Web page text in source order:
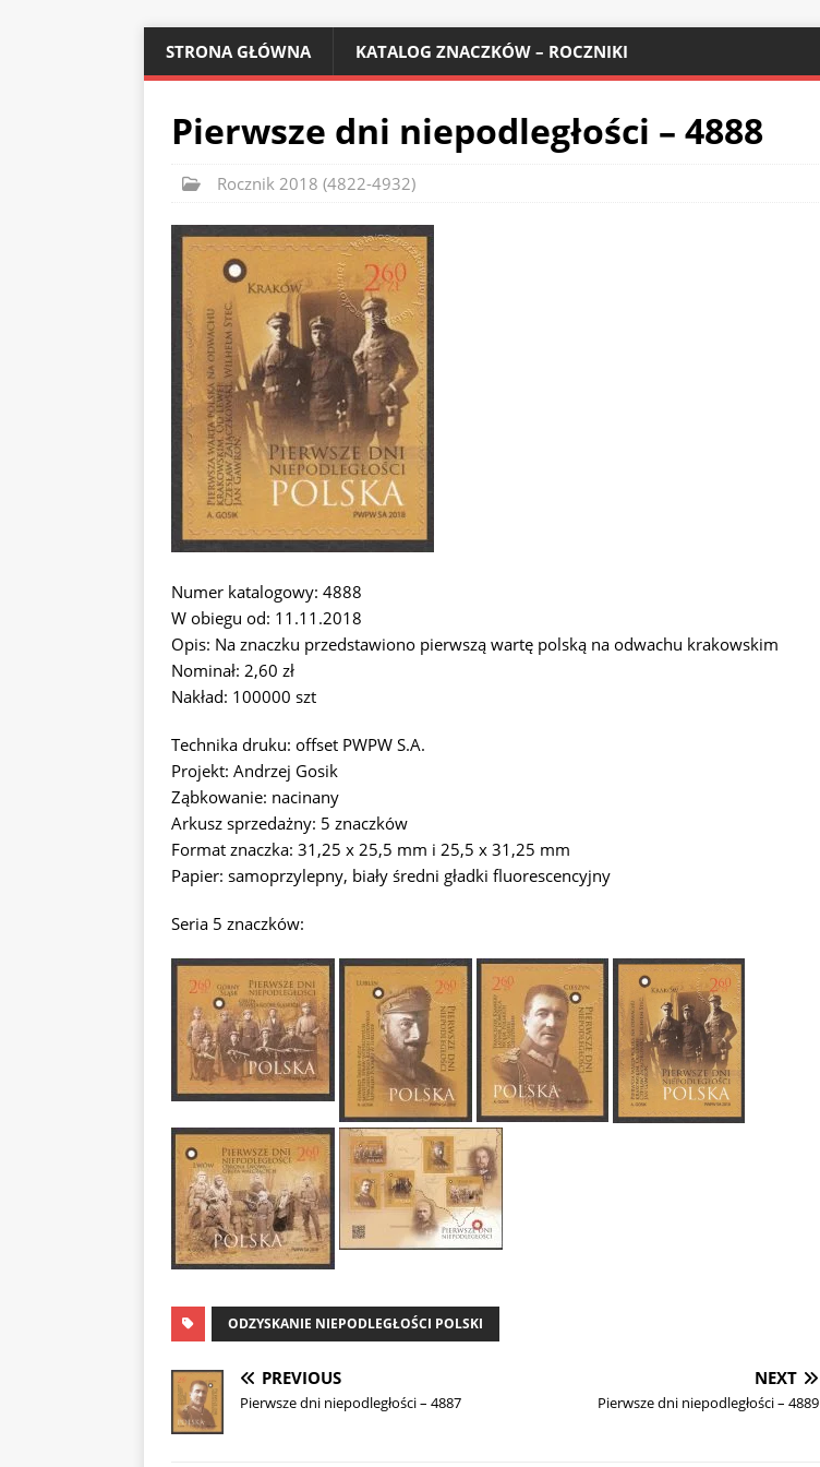
STRONA GŁÓWNA KATALOG ZNACZKÓW – ROCZNIKI
Pierwsze dni niepodległości – 4888
Rocznik 2018 (4822-4932)
Numer katalogowy: 4888
W obiegu od: 11.11.2018
Opis: Na znaczku przedstawiono pierwszą wartę polską na odwachu krakowskim
Nominał: 2,60 zł
Nakład: 100000 szt
Technika druku: offset PWPW S.A.
Projekt: Andrzej Gosik
Ząbkowanie: nacinany
Arkusz sprzedażny: 5 znaczków
Format znaczka: 31,25 x 25,5 mm i 25,5 x 31,25 mm
Papier: samoprzylepny, biały średni gładki fluorescencyjny
Seria 5 znaczków:
ODZYSKANIE NIEPODLEGŁOŚCI POLSKI
PREVIOUS
Pierwsze dni niepodległości – 4887
NEXT
Pierwsze dni niepodległości – 4889